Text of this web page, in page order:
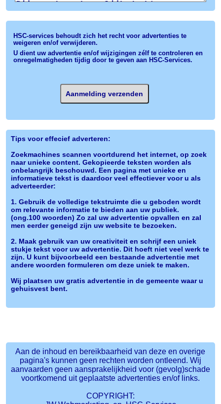
HSC-services behoudt zich het recht voor advertenties te
weigeren en/of verwijderen.
U dient uw advertentie en/of wijzigingen zélf te controleren en
onregelmatigheden tijdig door te geven aan HSC-Services.
Tips voor effecief adverteren:
Zoekmachines scannen voortdurend het internet, op zoek
naar unieke content. Gekopieerde teksten worden als
onbelangrijk beschouwd. Een pagina met unieke en
informatieve tekst is daardoor veel effectiever voor u als
adverteerder:
1. Gebruik de volledige tekstruimte die u geboden wordt
om relevante informatie te bieden aan uw publiek.
(ong.100 woorden) Zo zal uw advertentie opvallen en zal
men eerder geneigd zijn uw website te bezoeken.
2. Maak gebruik van uw creativiteit en schrijf een uniek
stukje tekst voor uw advertentie. Dit hoeft niet veel werk te
zijn. U kunt bijvoorbeeld een bestaande advertentie met
andere woorden formuleren om deze uniek te maken.
Wij plaatsen uw gratis advertentie in de gemeente waar u
gehuisvest bent.
Aan de inhoud en bereikbaarheid van deze en overige
pagina's kunnen geen rechten worden ontleend. Wij
aanvaarden geen aansprakelijkheid voor (gevolg)schade
voortkomend uit geplaatste advertenties en/of links.
COPYRIGHT: